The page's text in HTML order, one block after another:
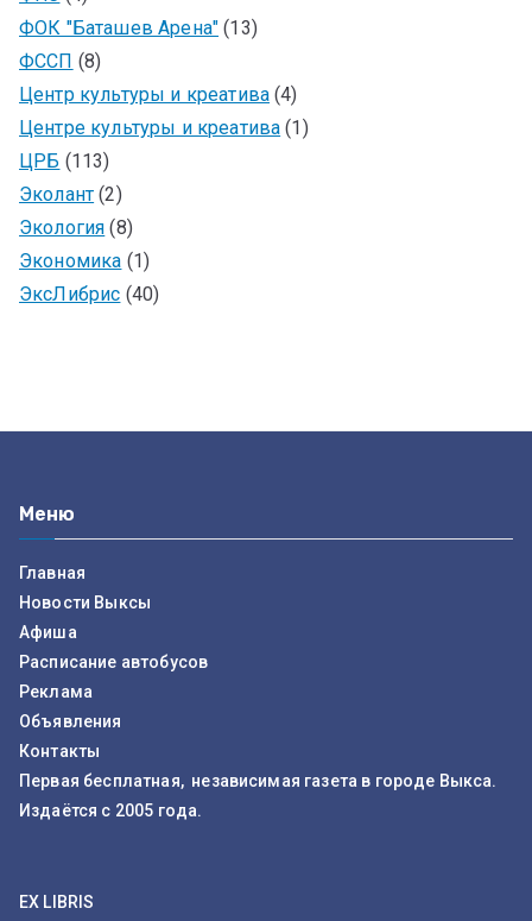
ФОК "Баташев Арена" (13)
ФССП (8)
Центр культуры и креатива (4)
Центре культуры и креатива (1)
ЦРБ (113)
Эколант (2)
Экология (8)
Экономика (1)
ЭксЛибрис (40)
Меню
Главная
Новости Выксы
Афиша
Расписание автобусов
Реклама
Объявления
Контакты
Первая бесплатная, независимая газета в городе Выкса.
Издаётся с 2005 года.
EX LIBRIS